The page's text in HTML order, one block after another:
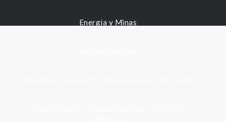
Energía y Minas